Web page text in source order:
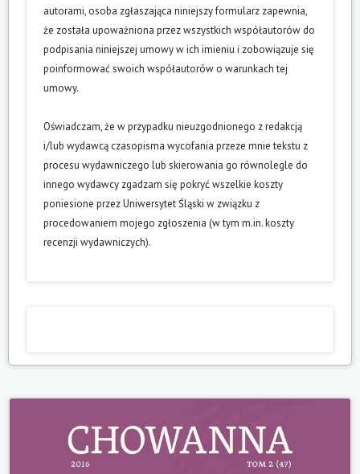
autorami, osoba zgłaszająca niniejszy formularz zapewnia,
że została upoważniona przez wszystkich współautorów do
podpisania niniejszej umowy w ich imieniu i zobowiązuje się
poinformować swoich współautorów o warunkach tej
umowy.
Oświadczam, że w przypadku nieuzgodnionego z redakcją
i/lub wydawcą czasopisma wycofania przeze mnie tekstu z
procesu wydawniczego lub skierowania go równolegle do
innego wydawcy zgadzam się pokryć wszelkie koszty
poniesione przez Uniwersytet Śląski w związku z
procedowaniem mojego zgłoszenia (w tym m.in. koszty
recenzji wydawniczych).